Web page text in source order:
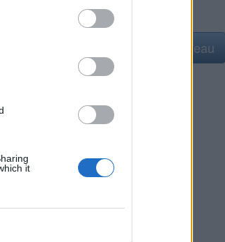
it
Ajouter un point d'eau